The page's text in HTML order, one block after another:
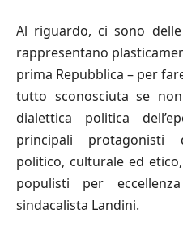
Al riguardo, ci sono
rappresentano
prima Repubblica – per
tutto sconosciuta se
dialettica politica
principali protagonisti
politico, culturale ed
populisti per
sindacalista Landini.